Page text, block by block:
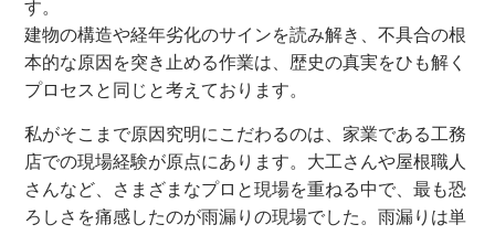
す。
建物の構造や経年劣化のサインを読み解き、不具合の根
本的な原因を突き止める作業は、歴史の真実をひも解く
プロセスと同じと考えております。
私がそこまで原因究明にこだわるのは、家業である工務
店での現場経験が原点にあります。大工さんや屋根職人
さんなど、さまざまなプロと現場を重ねる中で、最も恐
ろしさを痛感したのが雨漏りの現場でした。雨漏りは単